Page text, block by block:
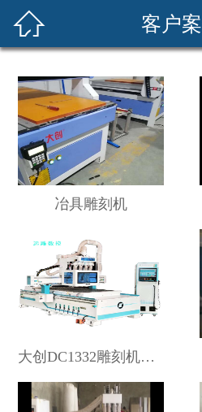
 客户
冶具雕刻机
大创DC1332雕刻机在软包硬包行业的应用